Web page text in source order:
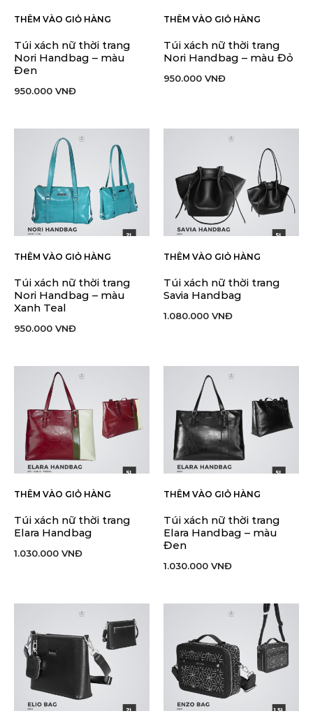
THÊM VÀO GIỎ HÀNG
Túi xách nữ thời trang
Nori Handbag – màu
Đen
950.000 VNĐ
THÊM VÀO GIỎ HÀNG
Túi xách nữ thời trang
Nori Handbag – màu Đỏ
950.000 VNĐ
THÊM VÀO GIỎ HÀNG
Túi xách nữ thời trang
Nori Handbag – màu
Xanh Teal
950.000 VNĐ
THÊM VÀO GIỎ HÀNG
Túi xách nữ thời trang
Savia Handbag
1.080.000 VNĐ
THÊM VÀO GIỎ HÀNG
Túi xách nữ thời trang
Elara Handbag
1.030.000 VNĐ
THÊM VÀO GIỎ HÀNG
Túi xách nữ thời trang
Elara Handbag – màu
Đen
1.030.000 VNĐ